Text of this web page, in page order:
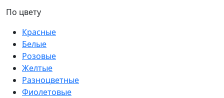
По цвету
Красные
Белые
Розовые
Желтые
Разноцветные
Фиолетовые